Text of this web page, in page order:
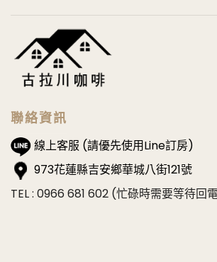
聯絡資訊
線上客服 (請優先使用Line訂房)
973花蓮縣吉安鄉華城八街121號
TEL : 0966 681 602 (忙碌時需要等待回